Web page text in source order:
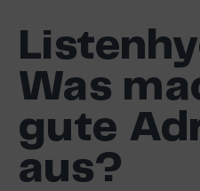
Was
gute
aus?